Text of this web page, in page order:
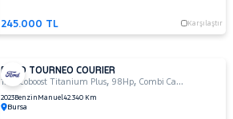
245.000 TL Karşılaştır
FORD TOURNEO COURIER
1.0 Ecoboost Titanium Plus,98Hp,Combi Camlı
2023Benzin Manuel42.340 Km
Bursa